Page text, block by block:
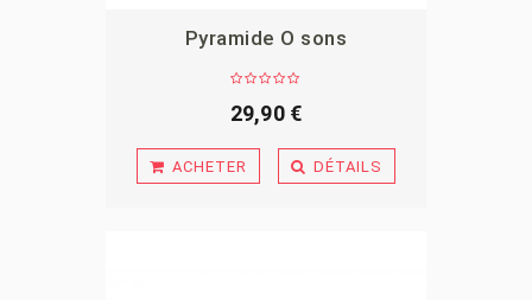
APERÇU
Pyramide O sons
29,90 €
ACHETER DÉTAILS